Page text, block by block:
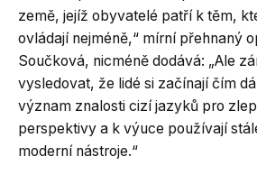
země, jejíž obyvatelé patří k těm,
ovládají nejméně,“ mírní přehnaný
Součková, nicméně dodává: „Ale
vysledovat, že lidé si začínají čím
význam znalosti cizí jazyků pro
perspektivy a k výuce používají
moderní nástroje.“